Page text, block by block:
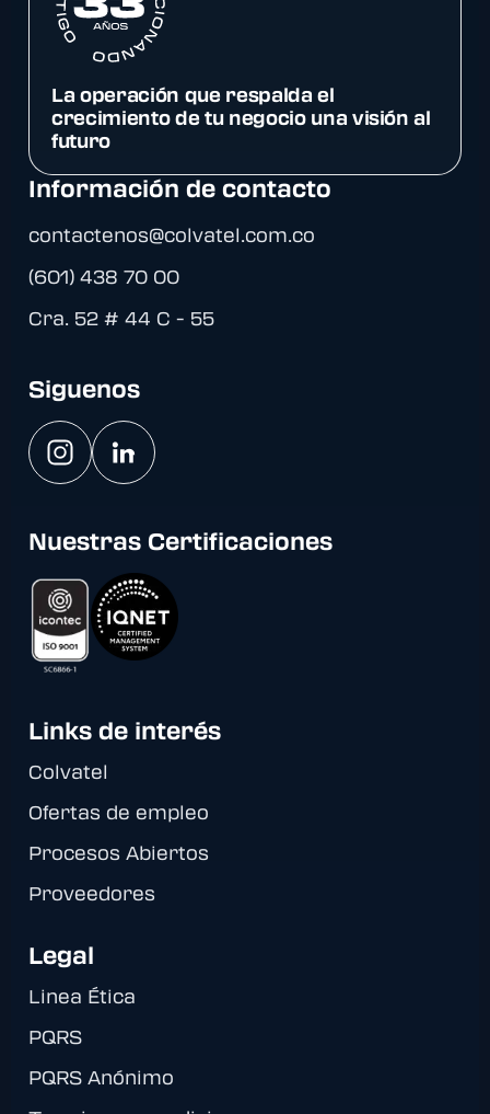
La operación que respalda el
crecimiento de tu negocio una visión al
futuro
Información de contacto
contactenos@colvatel.com.co
(601) 438 70 00
Cra. 52 # 44 C - 55
Siguenos
Nuestras Certificaciones
Links de interés
Colvatel
Ofertas de empleo
Procesos Abiertos
Proveedores
Legal
Linea Ética
PQRS
PQRS Anónimo